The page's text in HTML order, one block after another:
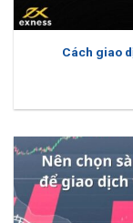
Cách giao